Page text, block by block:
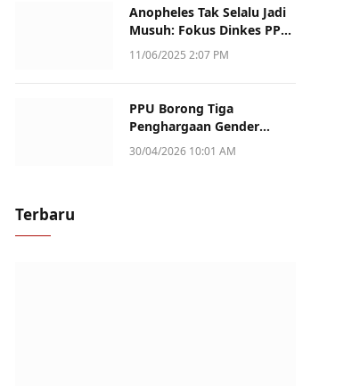
Anopheles Tak Selalu Jadi
Musuh: Fokus Dinkes PPU
Kini ke Penularan Aktif di
11/06/2025 2:07 PM
PPU Borong Tiga
Penghargaan Gender
Champion Kaltim 2026,
30/04/2026 10:01 AM
Terbaru